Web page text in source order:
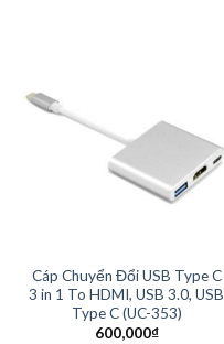
Cáp Chuyển Đổi USB Type C
3 in 1 To HDMI, USB 3.0, USB
Type C (UC-353)
600,000₫